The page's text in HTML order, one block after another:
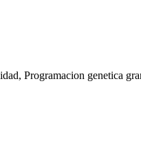
Programacion genetica